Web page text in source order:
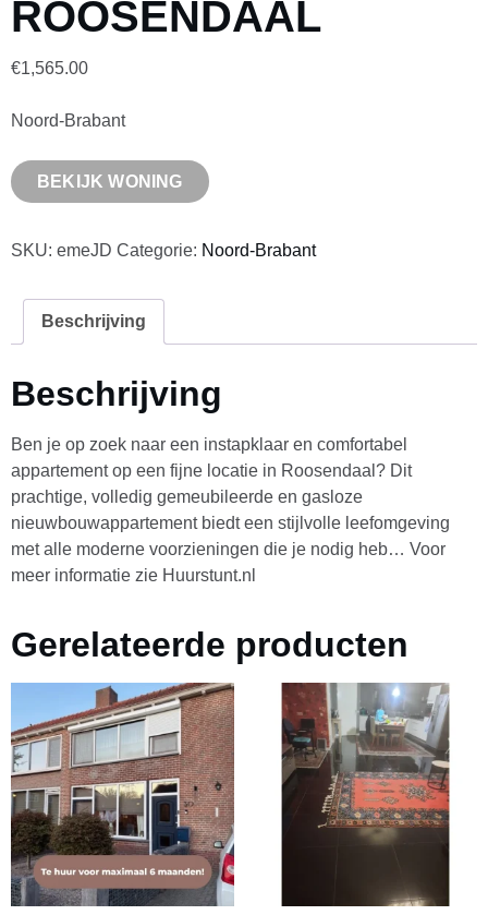
ROOSENDAAL
€1,565.00
Noord-Brabant
BEKIJK WONING
SKU: emeJD Categorie: Noord-Brabant
Beschrijving
Beschrijving
Ben je op zoek naar een instapklaar en comfortabel
appartement op een fijne locatie in Roosendaal? Dit
prachtige, volledig gemeubileerde en gasloze
nieuwbouwappartement biedt een stijlvolle leefomgeving
met alle moderne voorzieningen die je nodig heb… Voor
meer informatie zie Huurstunt.nl
Gerelateerde producten